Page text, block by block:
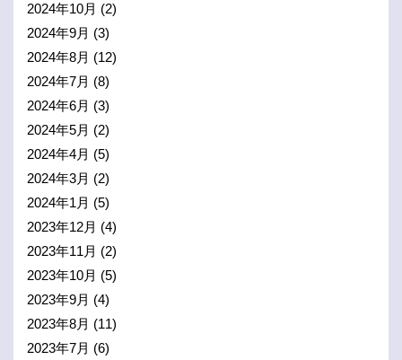
2024年10月 (2)
2024年9月 (3)
2024年8月 (12)
2024年7月 (8)
2024年6月 (3)
2024年5月 (2)
2024年4月 (5)
2024年3月 (2)
2024年1月 (5)
2023年12月 (4)
2023年11月 (2)
2023年10月 (5)
2023年9月 (4)
2023年8月 (11)
2023年7月 (6)